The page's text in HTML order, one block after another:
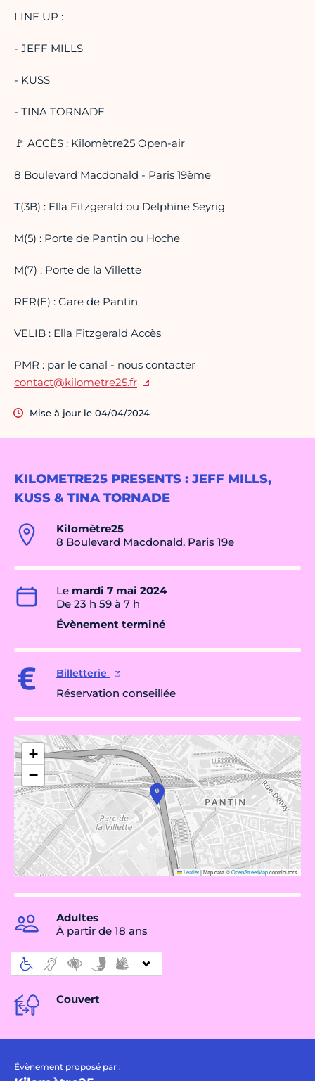
KILOMETRE25 PRESENTS : JEFF MILLS,
KUSS & TINA TORNADE
Kilomètre25
8 Boulevard Macdonald, Paris 19e
Le mardi 7 mai 2024
De 23 h 59 à 7 h
Évènement terminé
Billetterie
Réservation conseillée
+
−
Leaflet|Map data ©OpenStreetMapcontributors
Adultes
À partir de 18 ans
Couvert
Évènement proposé par :
LINE UP :
- JEFF MILLS
- KUSS
- TINA TORNADE
🚩 ACCÈS : Kilomètre25 Open-air
8 Boulevard Macdonald - Paris 19ème
T(3B) : Ella Fitzgerald ou Delphine Seyrig
M(5) : Porte de Pantin ou Hoche
M(7) : Porte de la Villette
RER(E) : Gare de Pantin
VELIB : Ella Fitzgerald Accès
PMR : par le canal - nous contacter
contact@kilometre25.fr
Mise à jour le 04/04/2024